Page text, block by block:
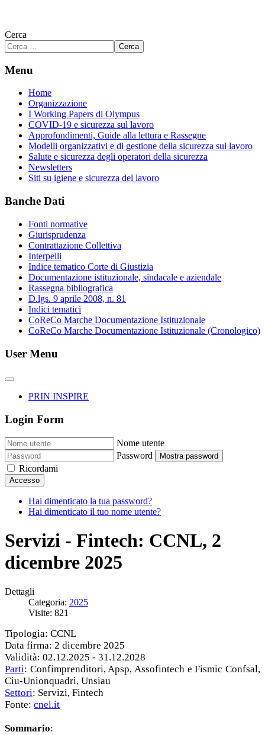
Cerca
Cerca
Menu
Home
Organizzazione
I Working Papers di Olympus
COVID-19 e sicurezza sul lavoro
Approfondimenti, Guide alla lettura e Rassegne
Modelli organizzativi e di gestione della sicurezza sul lavoro
Salute e sicurezza degli operatori della sicurezza
Newsletters
Siti su igiene e sicurezza del lavoro
Banche Dati
Fonti normative
Giurisprudenza
Contrattazione Collettiva
Interpelli
Indice tematico Corte di Giustizia
Documentazione istituzionale, sindacale e aziendale
Rassegna bibliografica
D.lgs. 9 aprile 2008, n. 81
Indici tematici
CoReCo Marche Documentazione Istituzionale
CoReCo Marche Documentazione Istituzionale (Cronologico)
User Menu
PRIN INSPIRE
Login Form
Nome utente
Password
Mostra password
Ricordami
Accesso
Hai dimenticato la tua password?
Hai dimenticato il tuo nome utente?
Servizi - Fintech: CCNL, 2
dicembre 2025
Dettagli
Categoria: 2025
Visite: 821
Tipologia: CCNL
Data firma: 2 dicembre 2025
Validità: 02.12.2025 - 31.12.2028
Parti: Confimprenditori, Apsp, Assofintech e Fismic Confsal,
Ciu-Unionquadri, Unsiau
Settori: Servizi, Fintech
Fonte: cnel.it
Sommario: